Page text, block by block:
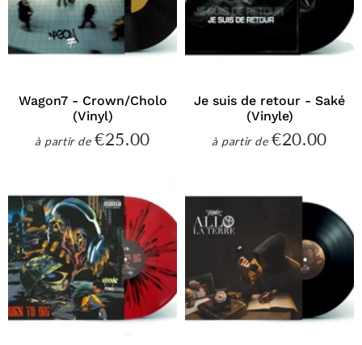
Wagon7 - Crown/Cholo
(Vinyl)
à partir dePrix
€25.00
Je suis de retour - Saké
(Vinyle)
à partir dePrix
€20.00